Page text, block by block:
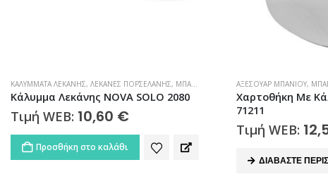
ΚΑΛΎΜΜΑΤΑ ΛΕΚΆΝΗΣ, ΛΕΚΆΝΕΣ ΠΟΡΣΕΛΆΝΗΣ, ΜΠΆΝΙΟ
Κάλυμμα Λεκάνης NOVA SOLO 2080
Τιμή WEB: 10,60 €
Προσθήκη στο καλάθι
ΑΞΕΣΟΥΆΡ ΜΠΆΝΙΟΥ,
Χαρτοθήκη Με
71211
Τιμή WEB:
ΔΙΑΒΆΣΤΕ